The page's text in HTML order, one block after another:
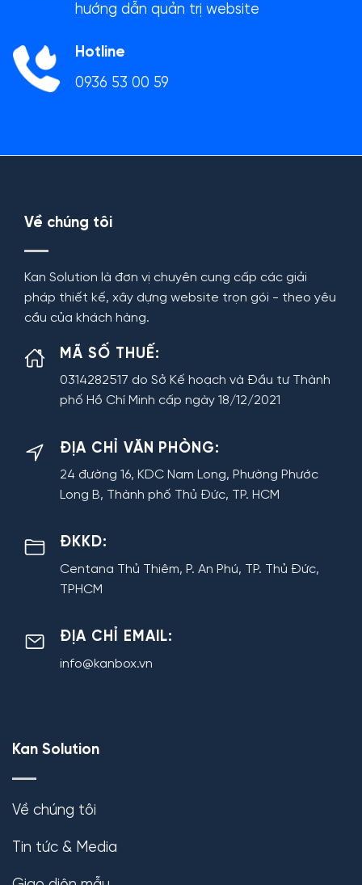
hướng dẫn quản trị website
Hotline
0936 53 00 59
Về chúng tôi
Kan Solution là đơn vị chuyên cung cấp các giải
pháp thiết kế, xây dựng website trọn gói - theo yêu
cầu của khách hàng.
MÃ SỐ THUẾ:
0314282517 do Sở Kế hoạch và Đầu tư Thành
phố Hồ Chí Minh cấp ngày 18/12/2021
ĐỊA CHỈ VĂN PHÒNG:
24 đường 16, KDC Nam Long, Phường Phước
Long B, Thành phố Thủ Đức, TP. HCM
ĐKKD:
Centana Thủ Thiêm, P. An Phú, TP. Thủ Đức,
TPHCM
ĐỊA CHỈ EMAIL:
info@kanbox.vn
Kan Solution
Về chúng tôi
Tin tức & Media